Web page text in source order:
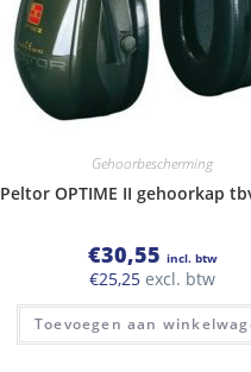
Gehoorbescherming
Peltor OPTIME II gehoorkap
€30,55 incl. btw
€25,25 excl. btw
Toevoegen aan